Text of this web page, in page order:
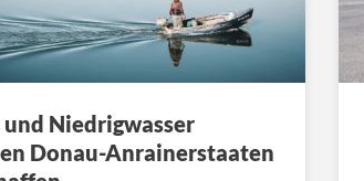
Niedrigwasser
Donau-Anrainerstaaten